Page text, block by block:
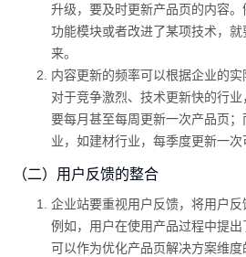
升级，要及时更新产品页的内容
功能模块或者改进了某项技术，
来。
内容更新的频率可以根据企业的实
对于竞争激烈、技术更新快的行
要每月甚至每周更新一次产品页
业，如建材行业，每季度更新一次
（二）用户反馈的整合
企业站要重视用户反馈，将用户反
例如，用户在使用产品过程中提
可以作为优化产品页解决方案维